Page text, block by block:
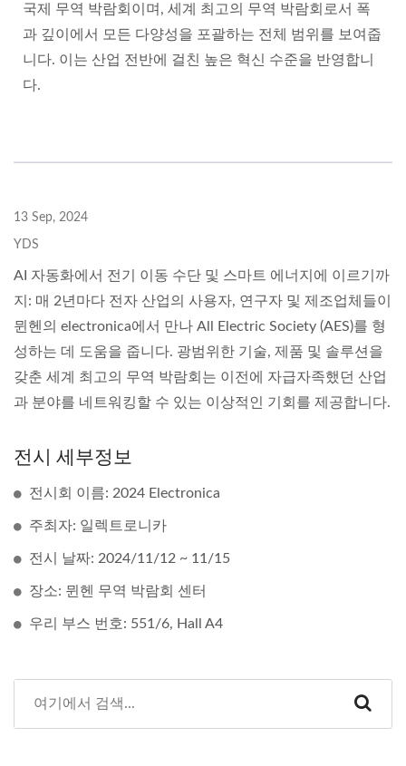
국제 무역 박람회이며, 세계 최고의 무역 박람회로서 폭
과 깊이에서 모든 다양성을 포괄하는 전체 범위를 보여줍
니다. 이는 산업 전반에 걸친 높은 혁신 수준을 반영합니
다.
13 Sep, 2024
YDS
AI 자동화에서 전기 이동 수단 및 스마트 에너지에 이르기까
지: 매 2년마다 전자 산업의 사용자, 연구자 및 제조업체들이
뮌헨의 electronica에서 만나 All Electric Society (AES)를 형
성하는 데 도움을 줍니다. 광범위한 기술, 제품 및 솔루션을
갖춘 세계 최고의 무역 박람회는 이전에 자급자족했던 산업
과 분야를 네트워킹할 수 있는 이상적인 기회를 제공합니다.
전시 세부정보
전시회 이름: 2024 Electronica
주최자: 일렉트로니카
전시 날짜: 2024/11/12 ~ 11/15
장소: 뮌헨 무역 박람회 센터
우리 부스 번호: 551/6, Hall A4